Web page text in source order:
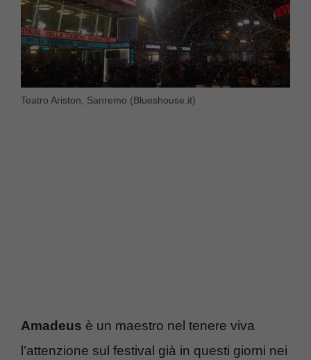
Teatro Ariston, Sanremo (Blueshouse.it)
Amadeus è un maestro nel tenere viva
l’attenzione sul festival già in questi giorni nei